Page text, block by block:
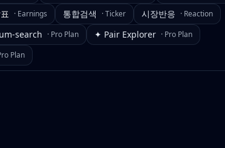
· Earnings 통합검색 ·Ticker 시장반응 · Reaction
search · Pro Plan ✦ Pair Explorer · Pro Plan
Plan